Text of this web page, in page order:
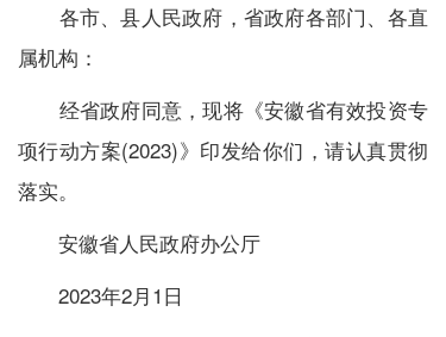
各市、县人民政府，省政府各部门、各直
属机构：
经省政府同意，现将《安徽省有效投资专
项行动方案(2023)》印发给你们，请认真贯彻
落实。
安徽省人民政府办公厅
2023年2月1日